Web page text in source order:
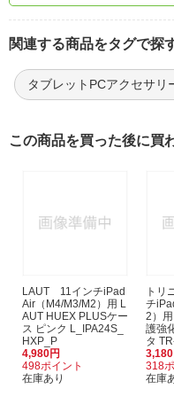
関連する商品をタグで探
タブレットPCアクセサリ
この商品を買った後に買
LAUT 11インチiPad
Air（M4/M3/M2）用 L
AUT HUEX PLUSケー
ス ピンク L_IPA24S_
HXP_P
4,980円
498ポイント
在庫あり
トリ
チ
2）
護強
タ
3,180
318
在庫